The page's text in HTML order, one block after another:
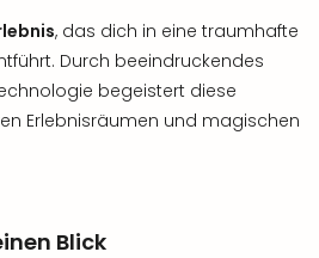
, das dich in eine traumhafte
Durch beeindruckendes
begeistert diese
Erlebnisräumen und magischen
Blick